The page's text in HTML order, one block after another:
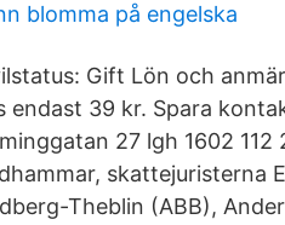
blomma på engelska
Gift Lön och
endast 39 kr. Spara
27 lgh 1602
skattejuristerna
Theblin (ABB),